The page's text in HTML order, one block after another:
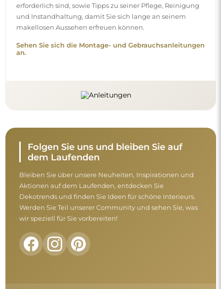
erforderlich sind, sowie Tipps zu seiner Pflege, Reinigung
und Instandhaltung, damit Sie sich lange an seinem
makellosen Aussehen erfreuen können.
Sehen Sie sich die Montage- und Gebrauchsanleitungen
an.
Folgen Sie uns und bleiben Sie auf
dem Laufenden
Bleiben Sie über unsere Neuheiten, Inspirationen und
Aktionen auf dem Laufenden, entdecken Sie
Dekotrends und finden Sie Ideen für schöne Interieurs.
Werden Sie Teil unserer Community und sehen Sie, was
wir speziell für Sie vorbereiten!